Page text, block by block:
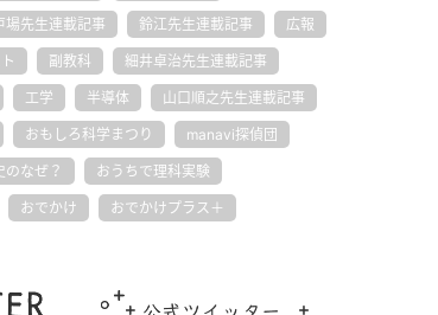
場先生連載記事 鈴江先生連載記事 広報
副教科 細井卓治先生連載記事
工学 半導体 山口順之先生連載記事
おもしろ科学まつり manavi探偵団
のなぜ？ おうちで理科実験
おでかけ おでかけプラス＋